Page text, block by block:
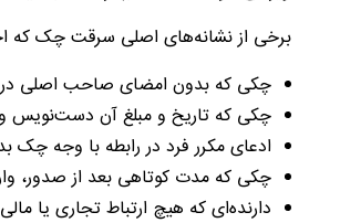
برخی از نشانه‌های اصلی سرقت چک که
چکی که بدون امضای صاحب اصلی
چکی که تاریخ و مبلغ آن دست‌نویس و
ادعای مکرر فرد در رابطه با وجه چک
چکی که مدت کوتاهی بعد از صدور،
دارنده‌ای که هیچ ارتباط تجاری یا